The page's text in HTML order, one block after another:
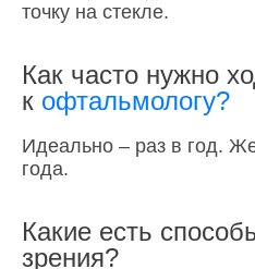
точку на стекле.
Как часто нужно
к офтальмологу?
Идеально – раз в год.
года.
Какие есть
зрения?